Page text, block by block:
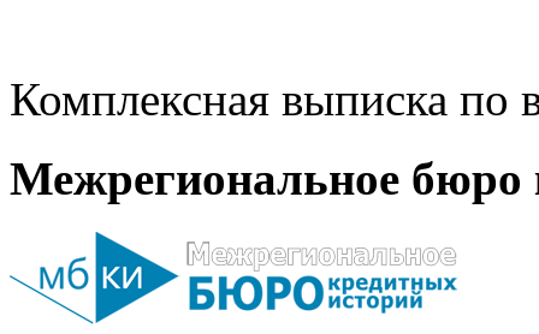
Комплексная выписка
Межрегиональное бюро